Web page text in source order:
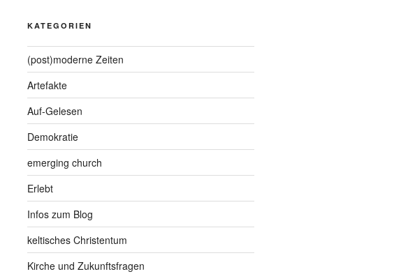
KATEGORIEN
(post)moderne Zeiten
Artefakte
Auf-Gelesen
Demokratie
emerging church
Erlebt
Infos zum Blog
keltisches Christentum
Kirche und Zukunftsfragen